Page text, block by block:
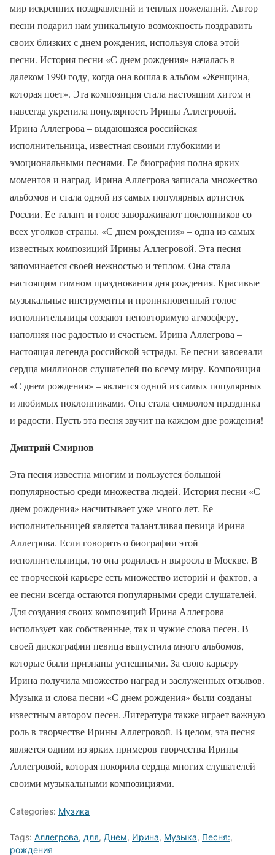
мир искренних поздравлений и теплых пожеланий. Автор
песни подарил нам уникальную возможность поздравить
своих близких с днем рождения, используя слова этой
песни. История песни «С днем рождения» началась в
далеком 1990 году, когда она вошла в альбом «Женщина,
которая поет». Эта композиция стала настоящим хитом и
навсегда укрепила популярность Ирины Аллегровой.
Ирина Аллегрова – выдающаяся российская
исполнительница, известная своими глубокими и
эмоциональными песнями. Ее биография полна ярких
моментов и наград. Ирина Аллегрова записала множество
альбомов и стала одной из самых популярных артисток
России. Ее талант и голос завораживают поклонников со
всех уголков страны. «С днем рождения» – одна из самых
известных композиций Ирины Аллегровой. Эта песня
запоминается своей нежностью и теплом. Она стала
настоящим гимном празднования дня рождения. Красивые
музыкальные инструменты и проникновенный голос
исполнительницы создают неповторимую атмосферу,
наполняя нас радостью и счастьем. Ирина Аллегрова –
настоящая легенда российской эстрады. Ее песни завоевали
сердца миллионов слушателей по всему миру. Композиция
«С днем рождения» – является одной из самых популярных
и любимых поклонниками. Она стала символом праздника
и радости. Пусть эта песня звучит на каждом дне рождения!
Дмитрий Смирнов
Эта песня известна многим и пользуется большой
популярностью среди множества людей. История песни «С
днем рождения» насчитывает уже много лет. Ее
исполнительницей является талантливая певица Ирина
Аллегрова. Если говорить о биографии этой
исполнительницы, то она родилась и выросла в Москве. В
ее творческой карьере есть множество историй и фактов, а
ее песни всегда остаются популярными среди слушателей.
Для создания своих композиций Ирина Аллегрова
использует как собственные, так и чужие слова песен. В
своей дискографии певица выпустила много альбомов,
которые были признаны успешными. За свою карьеру
Ирина получила множество наград и заслуженных отзывов.
Музыка и слова песни «С днем рождения» были созданы
известным автором песен. Литература также играет важную
роль в творчестве Ирины Аллегровой. В целом, эта песня
является одним из ярких примеров творчества Ирины
Аллегровой, которая покорила сердца многих слушателей
своими музыкальными композициями.
Categories: Музика
Tags: Аллегрова, для, Днем, Ирина, Музыка, Песня:,
рождения